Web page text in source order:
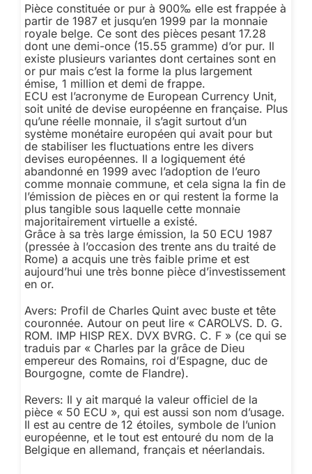
Pièce constituée or pur à 900‰ elle est frappée à
partir de 1987 et jusqu’en 1999 par la monnaie
royale belge. Ce sont des pièces pesant 17.28
dont une demi-once (15.55 gramme) d’or pur. Il
existe plusieurs variantes dont certaines sont en
or pur mais c’est la forme la plus largement
émise, 1 million et demi de frappe.
ECU est l’acronyme de European Currency Unit,
soit unité de devise européenne en française. Plus
qu’une réelle monnaie, il s’agit surtout d’un
système monétaire européen qui avait pour but
de stabiliser les fluctuations entre les divers
devises européennes. Il a logiquement été
abandonné en 1999 avec l’adoption de l’euro
comme monnaie commune, et cela signa la fin de
l’émission de pièces en or qui restent la forme la
plus tangible sous laquelle cette monnaie
majoritairement virtuelle a existé.
Grâce à sa très large émission, la 50 ECU 1987
(pressée à l’occasion des trente ans du traité de
Rome) a acquis une très faible prime et est
aujourd’hui une très bonne pièce d’investissement
en or.
Avers: Profil de Charles Quint avec buste et tête
couronnée. Autour on peut lire « CAROLVS. D. G.
ROM. IMP HISP REX. DVX BVRG. C. F » (ce qui se
traduis par « Charles par la grâce de Dieu
empereur des Romains, roi d’Espagne, duc de
Bourgogne, comte de Flandre).
Revers: Il y ait marqué la valeur officiel de la
pièce « 50 ECU », qui est aussi son nom d’usage.
Il est au centre de 12 étoiles, symbole de l’union
européenne, et le tout est entouré du nom de la
Belgique en allemand, français et néerlandais.